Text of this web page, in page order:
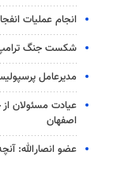
انجام عملیات
شکست جنگ ترامپ
مدیرعامل
عیادت مسئولان از
اصفهان
عضو انصارالله: